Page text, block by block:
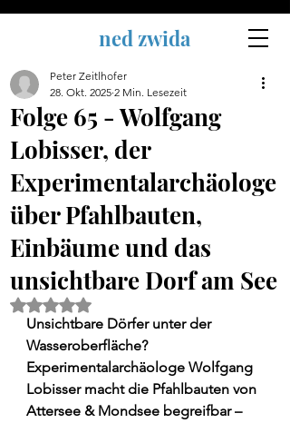
ned zwida
Folge 65 - Wolfgang
Lobisser, der
Experimentalarchäologe
über Pfahlbauten,
Einbäume und das
unsichtbare Dorf am See
Peter Zeitlhofer
28. Okt. 2025 2 Min. Lesezeit
Mit NaN von 5 Sternen bewertet.
Unsichtbare Dörfer unter der
Wasseroberfläche?
Experimentalarchäologe Wolfgang
Lobisser macht die Pfahlbauten von
Attersee & Mondsee begreifbar –